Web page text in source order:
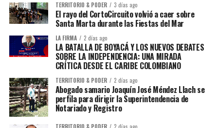
TERRITORIO & PODER 3 días ago
El rayo del CortoCircuito volvió a caer sobre
Santa Marta durante las Fiestas del Mar
LA FIRMA 2 días ago
LA BATALLA DE BOYACÁ Y LOS NUEVOS DEBATES
SOBRE LA INDEPENDENCIA: UNA MIRADA
CRÍTICA DESDE EL CARIBE COLOMBIANO
TERRITORIO & PODER 2 días ago
Abogado samario Joaquín José Méndez Llach se
perfila para dirigir la Superintendencia de
Notariado y Registro